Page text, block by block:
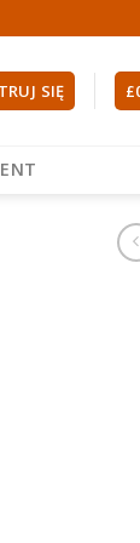
SIĘ £